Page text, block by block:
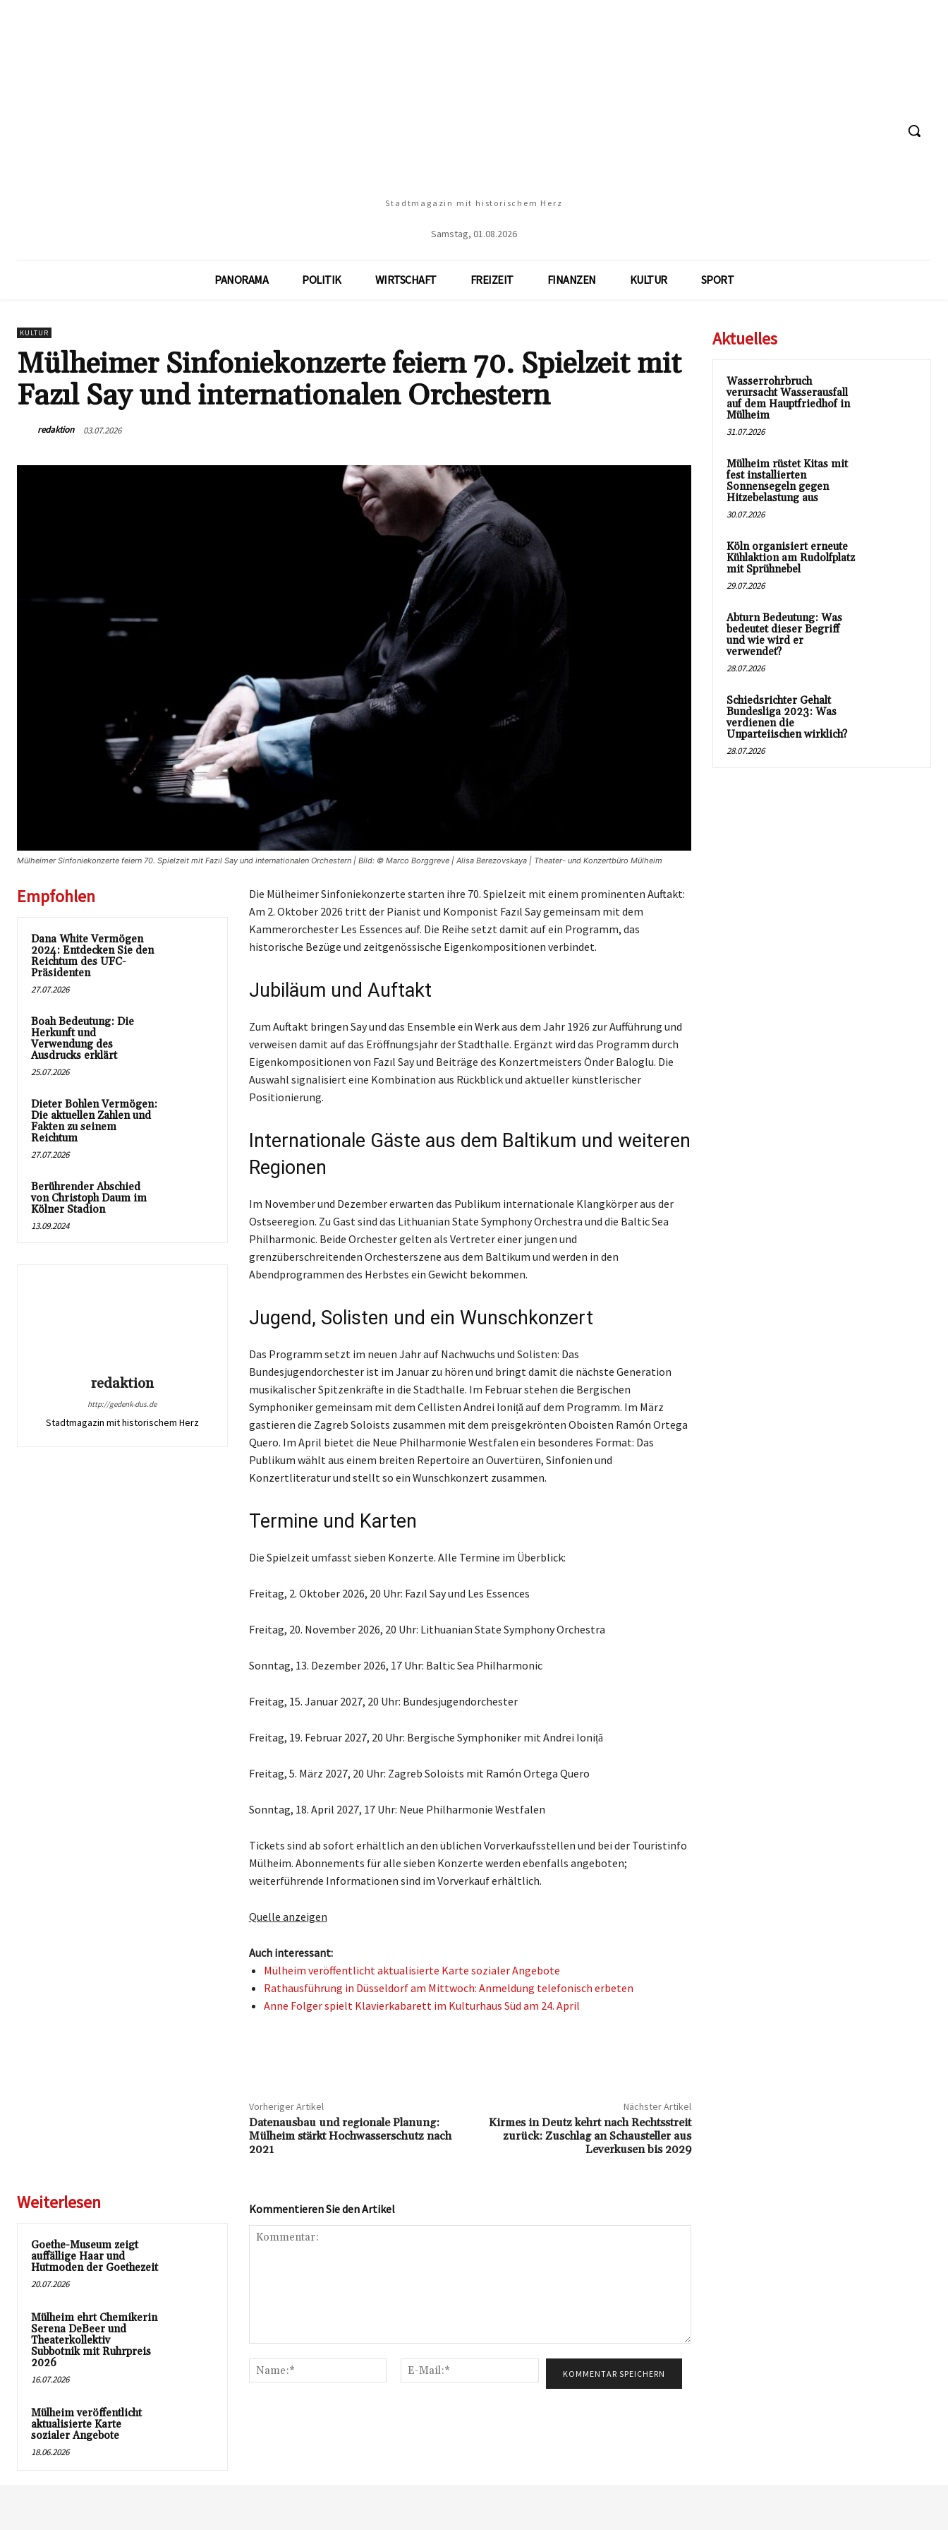
Stadtmagazin mit historischem Herz
Samstag, 01.08.2026
PANORAMA POLITIK WIRTSCHAFT FREIZEIT FINANZEN KULTUR SPORT
KULTUR
Mülheimer Sinfoniekonzerte feiern 70. Spielzeit mit
Fazıl Say und internationalen Orchestern
redaktion 03.07.2026
Mülheimer Sinfoniekonzerte feiern 70. Spielzeit mit Fazıl Say und internationalen Orchestern | Bild: © Marco Borggreve | Alisa Berezovskaya | Theater- und Konzertbüro Mülheim
Empfohlen
Dana White Vermögen
2024: Entdecken Sie den
Reichtum des UFC-
Präsidenten
27.07.2026
Boah Bedeutung: Die
Herkunft und
Verwendung des
Ausdrucks erklärt
25.07.2026
Dieter Bohlen Vermögen:
Die aktuellen Zahlen und
Fakten zu seinem
Reichtum
27.07.2026
Berührender Abschied
von Christoph Daum im
Kölner Stadion
13.09.2024
redaktion
http://gedenk-dus.de
Stadtmagazin mit historischem Herz
Die Mülheimer Sinfoniekonzerte starten ihre 70. Spielzeit mit einem prominenten Auftakt:
Am 2. Oktober 2026 tritt der Pianist und Komponist Fazıl Say gemeinsam mit dem
Kammerorchester Les Essences auf. Die Reihe setzt damit auf ein Programm, das
historische Bezüge und zeitgenössische Eigenkompositionen verbindet.
Jubiläum und Auftakt
Zum Auftakt bringen Say und das Ensemble ein Werk aus dem Jahr 1926 zur Aufführung und
verweisen damit auf das Eröffnungsjahr der Stadthalle. Ergänzt wird das Programm durch
Eigenkompositionen von Fazıl Say und Beiträge des Konzertmeisters Önder Baloglu. Die
Auswahl signalisiert eine Kombination aus Rückblick und aktueller künstlerischer
Positionierung.
Internationale Gäste aus dem Baltikum und weiteren
Regionen
Im November und Dezember erwarten das Publikum internationale Klangkörper aus der
Ostseeregion. Zu Gast sind das Lithuanian State Symphony Orchestra und die Baltic Sea
Philharmonic. Beide Orchester gelten als Vertreter einer jungen und
grenzüberschreitenden Orchesterszene aus dem Baltikum und werden in den
Abendprogrammen des Herbstes ein Gewicht bekommen.
Jugend, Solisten und ein Wunschkonzert
Das Programm setzt im neuen Jahr auf Nachwuchs und Solisten: Das
Bundesjugendorchester ist im Januar zu hören und bringt damit die nächste Generation
musikalischer Spitzenkräfte in die Stadthalle. Im Februar stehen die Bergischen
Symphoniker gemeinsam mit dem Cellisten Andrei Ioniță auf dem Programm. Im März
gastieren die Zagreb Soloists zusammen mit dem preisgekrönten Oboisten Ramón Ortega
Quero. Im April bietet die Neue Philharmonie Westfalen ein besonderes Format: Das
Publikum wählt aus einem breiten Repertoire an Ouvertüren, Sinfonien und
Konzertliteratur und stellt so ein Wunschkonzert zusammen.
Termine und Karten
Die Spielzeit umfasst sieben Konzerte. Alle Termine im Überblick:
Freitag, 2. Oktober 2026, 20 Uhr: Fazıl Say und Les Essences
Freitag, 20. November 2026, 20 Uhr: Lithuanian State Symphony Orchestra
Sonntag, 13. Dezember 2026, 17 Uhr: Baltic Sea Philharmonic
Freitag, 15. Januar 2027, 20 Uhr: Bundesjugendorchester
Freitag, 19. Februar 2027, 20 Uhr: Bergische Symphoniker mit Andrei Ioniță
Freitag, 5. März 2027, 20 Uhr: Zagreb Soloists mit Ramón Ortega Quero
Sonntag, 18. April 2027, 17 Uhr: Neue Philharmonie Westfalen
Tickets sind ab sofort erhältlich an den üblichen Vorverkaufsstellen und bei der Touristinfo
Mülheim. Abonnements für alle sieben Konzerte werden ebenfalls angeboten;
weiterführende Informationen sind im Vorverkauf erhältlich.
Quelle anzeigen
Auch interessant:
Mülheim veröffentlicht aktualisierte Karte sozialer Angebote
Rathausführung in Düsseldorf am Mittwoch: Anmeldung telefonisch erbeten
Anne Folger spielt Klavierkabarett im Kulturhaus Süd am 24. April
Vorheriger Artikel
Datenausbau und regionale Planung:
Mülheim stärkt Hochwasserschutz nach
2021
Nächster Artikel
Kirmes in Deutz kehrt nach Rechtsstreit
zurück: Zuschlag an Schausteller aus
Leverkusen bis 2029
Weiterlesen
Goethe-Museum zeigt
auffällige Haar und
Hutmoden der Goethezeit
20.07.2026
Mülheim ehrt Chemikerin
Serena DeBeer und
Theaterkollektiv
Subbotnik mit Ruhrpreis
2026
16.07.2026
Mülheim veröffentlicht
aktualisierte Karte
sozialer Angebote
18.06.2026
Kommentieren Sie den Artikel
Name:*
Mail:*
Aktuelles
Wasserrohrbruch
verursacht Wasserausfall
auf dem Hauptfriedhof in
Mülheim
31.07.2026
Mülheim rüstet Kitas mit
fest installierten
Sonnensegeln gegen
Hitzebelastung aus
30.07.2026
Köln organisiert erneute
Kühlaktion am Rudolfplatz
mit Sprühnebel
29.07.2026
Abturn Bedeutung: Was
bedeutet dieser Begriff
und wie wird er
verwendet?
28.07.2026
Schiedsrichter Gehalt
Bundesliga 2023: Was
verdienen die
Unparteiischen wirklich?
28.07.2026